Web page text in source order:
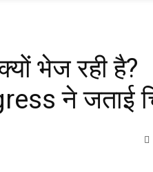
भेज रही है?
ने जताई